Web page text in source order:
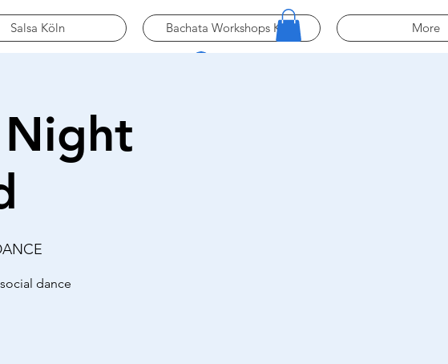
Salsa Köln Bachata Workshops Köln More
Night
dance